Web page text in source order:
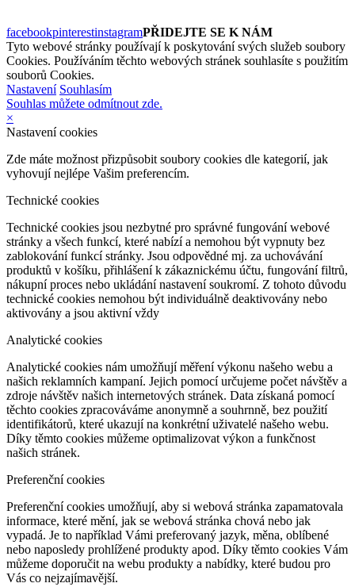
facebookpinterestinstagramPŘIDEJTE SE K NÁM
Tyto webové stránky používají k poskytování svých služeb soubory
Cookies. Používáním těchto webových stránek souhlasíte s použitím
souborů Cookies.
Nastavení Souhlasím
Souhlas můžete odmítnout zde.
×
Nastavení cookies
Zde máte možnost přizpůsobit soubory cookies dle kategorií, jak
vyhovují nejlépe Vašim preferencím.
Technické cookies
Technické cookies jsou nezbytné pro správné fungování webové
stránky a všech funkcí, které nabízí a nemohou být vypnuty bez
zablokování funkcí stránky. Jsou odpovědné mj. za uchovávání
produktů v košíku, přihlášení k zákaznickému účtu, fungování filtrů,
nákupní proces nebo ukládání nastavení soukromí. Z tohoto důvodu
technické cookies nemohou být individuálně deaktivovány nebo
aktivovány a jsou aktivní vždy
Analytické cookies
Analytické cookies nám umožňují měření výkonu našeho webu a
našich reklamních kampaní. Jejich pomocí určujeme počet návštěv a
zdroje návštěv našich internetových stránek. Data získaná pomocí
těchto cookies zpracováváme anonymně a souhrnně, bez použití
identifikátorů, které ukazují na konkrétní uživatelé našeho webu.
Díky těmto cookies můžeme optimalizovat výkon a funkčnost
našich stránek.
Preferenční cookies
Preferenční cookies umožňují, aby si webová stránka zapamatovala
informace, které mění, jak se webová stránka chová nebo jak
vypadá. Je to například Vámi preferovaný jazyk, měna, oblíbené
nebo naposledy prohlížené produkty apod. Díky těmto cookies Vám
můžeme doporučit na webu produkty a nabídky, které budou pro
Vás co nejzajímavější.